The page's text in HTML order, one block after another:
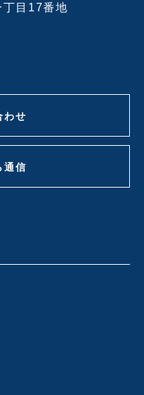
丁目17番地
わせ
通信